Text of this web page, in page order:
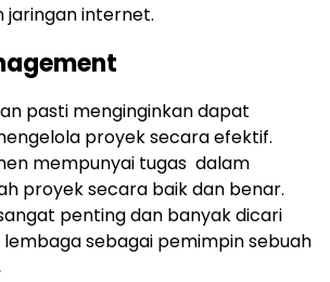
internet.
pasti menginginkan dapat
proyek secara efektif.
mempunyai tugas dalam
proyek secara baik dan benar.
penting dan banyak dicari
sebagai pemimpin sebuah